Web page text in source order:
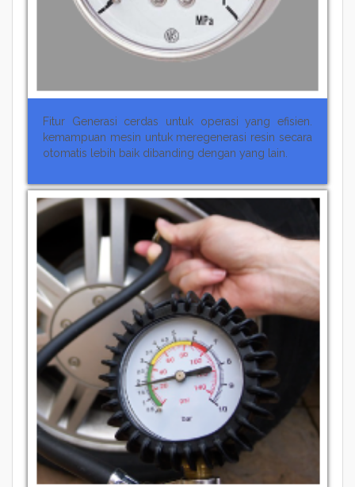
Fitur Generasi cerdas untuk operasi yang efisien.
kemampuan mesin untuk meregenerasi resin secara
otomatis lebih baik dibanding dengan yang lain.